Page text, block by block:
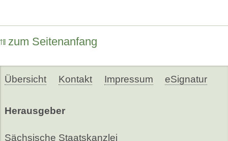
zum Seitenanfang
Übersicht Kontakt Impressum eSignatur
Herausgeber
Sächsische Staatskanzlei